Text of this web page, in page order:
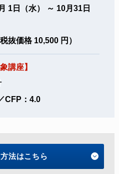
1日（水） ～ 10月31日
抜価格 10,500 円）
講座】
CFP：4.0
法はこちら